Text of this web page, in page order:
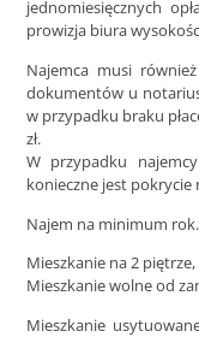
jednomiesięcznych
prowizja biura
Najemca musi
dokumentów u
w przypadku braku
zł.
W przypadku
konieczne jest pokrycie
Najem na minimum rok.
Mieszkanie na 2
Mieszkanie wolne od
Mieszkanie